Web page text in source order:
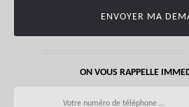
ON VOUS RAPPELLE